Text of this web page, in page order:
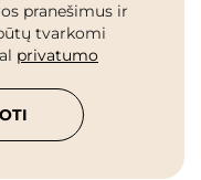
pranešimus ir
tvarkomi
privatumo